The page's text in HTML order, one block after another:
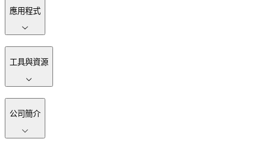
應用程式
工具與資源
公司簡介